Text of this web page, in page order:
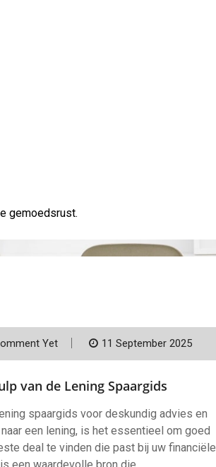
gemoedsrust.
Yet 11 September 2025
van de Lening Spaargids
spaargids voor deskundig advies en
een lening, is het essentieel om goed
deal te vinden die past bij uw financiële